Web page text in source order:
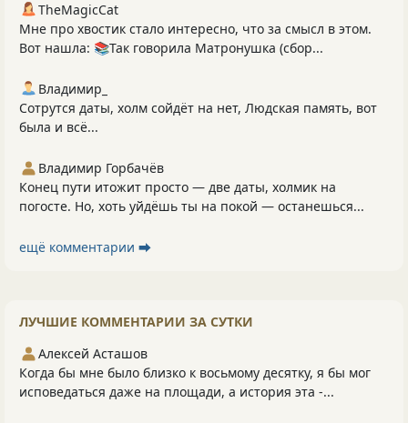
TheMagicCat
Мне про хвостик стало интересно, что за смысл в этом.
Вот нашла: 📚Так говорила Матронушка (сбор...
Владимир_
Сотрутся даты, холм сойдёт на нет, Людская память, вот
была и всё...
Владимир Горбачёв
Конец пути итожит просто — две даты, холмик на
погосте. Но, хоть уйдёшь ты на покой — останешься...
ещё комментарии ⮕
ЛУЧШИЕ КОММЕНТАРИИ ЗА СУТКИ
Алексей Асташов
Когда бы мне было близко к восьмому десятку, я бы мог
исповедаться даже на площади, а история эта -...